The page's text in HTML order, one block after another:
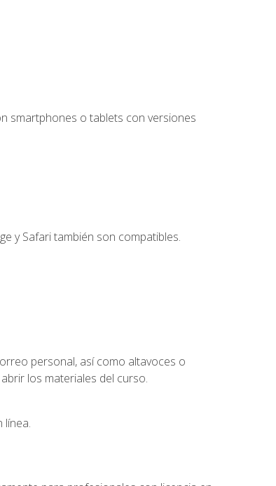
smartphones o tablets con versiones
y Safari también son compatibles.
personal, así como altavoces o
los materiales del curso.
línea.